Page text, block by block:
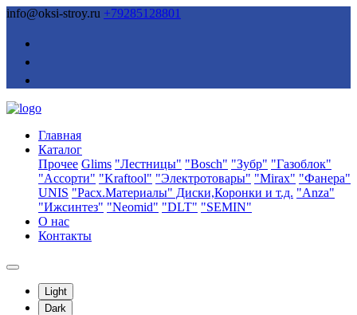
info@oksi-stroy.ru +79285128801
Главная
Каталог
Прочее Glims "Лестницы" "Bosch" "Зубр" "Газоблок"
"Ассорти" "Kraftool" "Электротовары" "Mirax" "Фанера"
UNIS "Расх.Материалы" Диски,Коронки и т.д. "Anza"
"Ижсинтез" "Neomid" "DLT" "SEMIN"
О нас
Контакты
Light
Dark